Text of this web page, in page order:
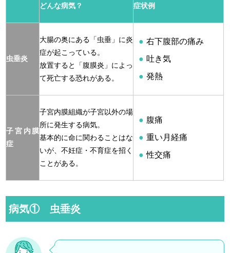
どんな病気？ 症状例
虫垂炎
大腸の奥にある「虫垂」に炎
症が起こっている。
放置すると「腹膜炎」によっ
て死亡する恐れがある。
右下腹部の痛み
吐き気
発熱
子宮内膜
症
子宮内膜組織が子宮以外の場
所に発生する病気。
基本的に命に関わることはな
いが、不妊症・不育症を招く
ことがある。
腹痛
重い月経痛
性交痛
病気① 虫垂炎